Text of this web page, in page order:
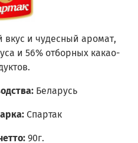
и чудесный аромат,
и 56% отборных какао-
Беларусь
Спартак
90г.